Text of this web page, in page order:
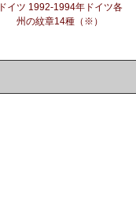
ドイツ 1992-1994年ドイツ各
州の紋章14種（※）